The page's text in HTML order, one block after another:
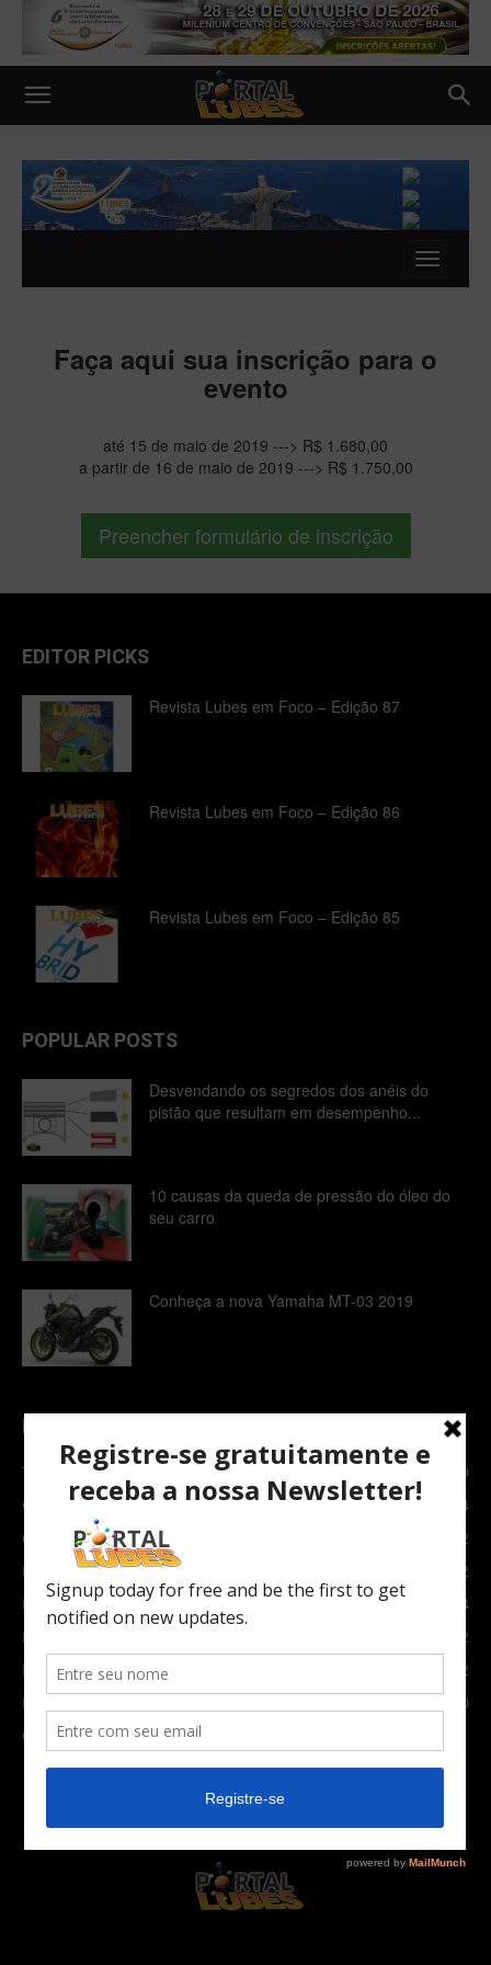
Faça aqui sua inscrição para o
evento
até 15 de maio de 2019 ---> R$ 1.680,00
a partir de 16 de maio de 2019 ---> R$ 1.750,00
Preencher formulário de inscrição
EDITOR PICKS
Revista Lubes em Foco – Edição 87
Revista Lubes em Foco – Edição 86
Revista Lubes em Foco – Edição 85
POPULAR POSTS
Desvendando os segredos dos anéis do
pistão que resultam em desempenho...
10 causas da queda de pressão do óleo do
seu carro
Conheça a nova Yamaha MT-03 2019
POPULAR CATEGORY
TOPNEWS
7089
Carro e Moto
3764
Carro
2082
Notícias
1852
Indústria
1024
Moto
972
Economia
672
Newsletter
630
Carros Verdes e Novas tecnologias automotivas